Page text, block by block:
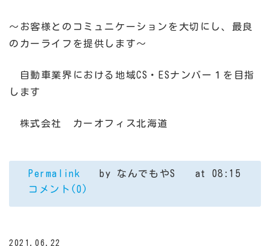
～お客様とのコミュニケーションを大切にし、最良
のカーライフを提供します～
自動車業界における地域CS・ESナンバー１を目指
します
株式会社 カーオフィス北海道
Permalink by なんでもやS
at 08:15
コメント(0)
2021.06.22